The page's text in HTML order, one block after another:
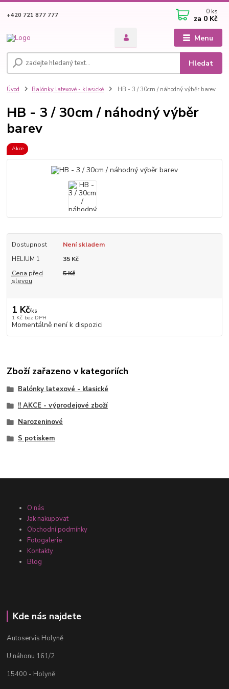
Menu
Hledat
+420 721 877 777 0 ks
za 0 Kč
Úvod Balónky latexové - klasické HB - 3 / 30cm / náhodný výběr barev
HB - 3 / 30cm / náhodný výběr
barev
Akce
Dostupnost
Není skladem
HELIUM 1
35 Kč
Cena před
slevou
5 Kč
1 Kč/ks
1 Kč bez DPH
Momentálně není k dispozici
Zboží zařazeno v kategoriích
Balónky latexové - klasické
!! AKCE - výprodejové zboží
Narozeninové
S potiskem
O nás
Jak nakupovat
Obchodní podmínky
Fotogalerie
Kontakty
Blog
Kde nás najdete
Autoservis Holyně
U náhonu 161/2
15400 - Holyně